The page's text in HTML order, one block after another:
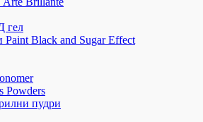
гел
Paint Black and Sugar Effect
Powders
пудри